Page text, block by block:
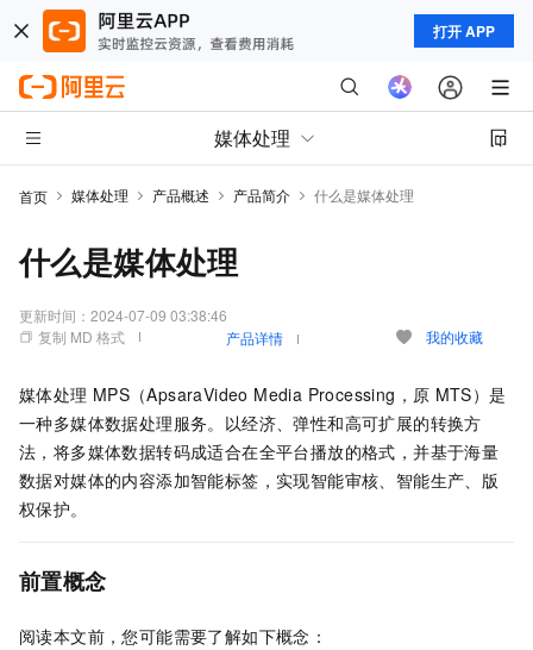
打开 APP
媒体处理
首页 媒体处理 产品概述 产品简介 什么是媒体处理
什么是媒体处理
更新时间： 2024-07-09 03:38:46
复制 MD 格式
产品详情 我的收藏
媒体处理 MPS（ApsaraVideo Media Processing，原 MTS）是
一种多媒体数据处理服务。以经济、弹性和高可扩展的转换方
法，将多媒体数据转码成适合在全平台播放的格式 ，并基于海量
数据对媒体的内容添加智能标签，实现智能审核、智能生产、版
权保护。
前置概念
阅读本文前，您可能需要了解如下概念：